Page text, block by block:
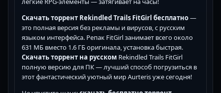
Скачать торрент Rekindled Trails FitGirl бесплатно—
это полная версия без рекламы и вирусов, с русским
языком интерфейса. Репак FitGirl занимает всего около
631 МБ вместо 1.6 ГБ оригинала, установка быстрая.
Скачать торрент на русском Rekindled Trails FitGirl
полную версию для ПК — лучший способ погрузиться в
этот фантастический уютный мир Aurteris уже сегодня!